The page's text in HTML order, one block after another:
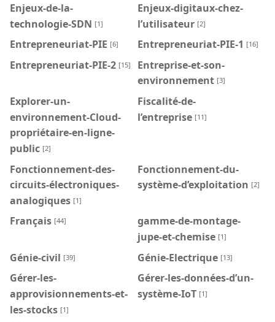
Enjeux-de-la-
technologie-SDN [1]
Enjeux-digitaux-chez-
l’utilisateur [2]
Entrepreneuriat-PIE [6] Entrepreneuriat-PIE-1 [16]
Entrepreneuriat-PIE-2 [15]
Entreprise-et-son-
environnement [3]
Explorer-un-
environnement-Cloud-
propriétaire-en-ligne-
public [2]
Fiscalité-de-
l’entreprise [11]
Fonctionnement-des-
circuits-électroniques-
analogiques [1]
Fonctionnement-du-
système-d’exploitation [2]
Français [44]
gamme-de-montage-
jupe-et-chemise [1]
Génie-civil [39] Génie-Electrique [13]
Gérer-les-
approvisionnements-et-
les-stocks [1]
Gérer-les-données-d’un-
système-IoT [1]